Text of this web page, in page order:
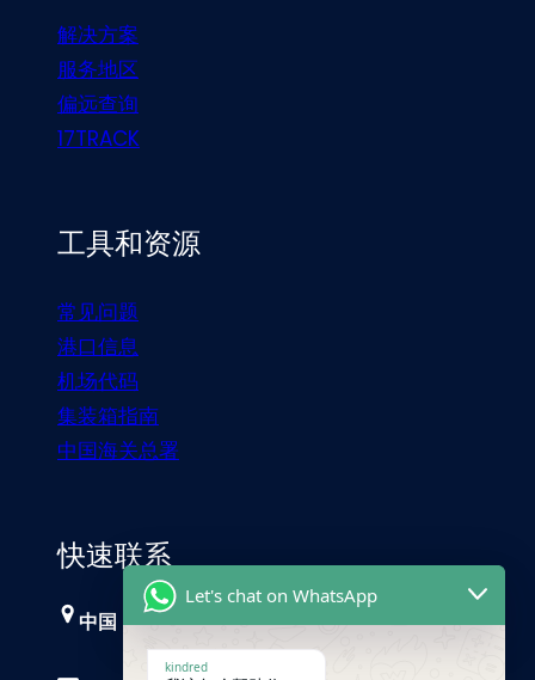
解决方案
服务地区
偏远查询
17TRACK
工具和资源
常见问题
港口信息
机场代码
集装箱指南
中国海关总署
快速联系
中国，广州
Let's chat on WhatsApp
kindred